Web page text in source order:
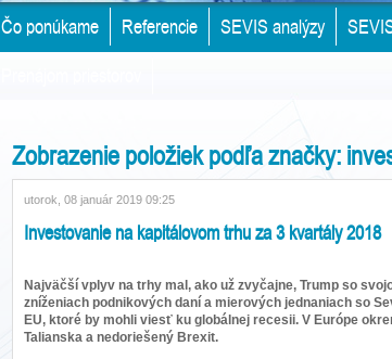
Čo ponúkame Referencie SEVIS analýzy
Zobrazenie položiek podľa značky:
utorok, 08 január 2019 09:25
Investovanie na kapitálovom trhu za 3 kvartály 2018
Najväčší vplyv na trhy mal, ako už zvyčajne, Trump so
zníženiach podnikových daní a mierových jednaniach so
EU, ktoré by mohli viesť ku globálnej recesii. V Európe
Talianska a nedoriešený Brexit.